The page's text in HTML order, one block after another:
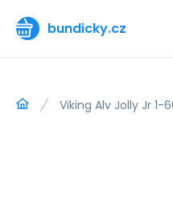
bundicky.cz
Viking Alv Jolly Jr